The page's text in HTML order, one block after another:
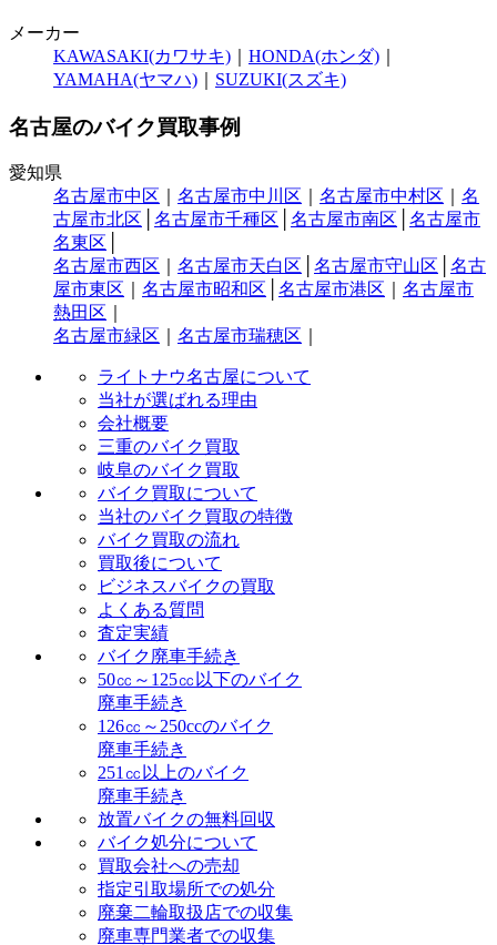
メーカー
KAWASAKI(カワサキ)
HONDA(ホンダ)
YAMAHA(ヤマハ)
SUZUKI(スズキ)
名古屋のバイク買取事例
愛知県
名古屋市中区
名古屋市中川区 名古屋市中村区
名
古屋市北区
名古屋市千種区 名古屋市南区
名古屋市
名東区
名古屋市西区
名古屋市天白区 名古屋市守山区
名古
屋市東区
名古屋市昭和区 名古屋市港区
名古屋市
熱田区
名古屋市緑区
名古屋市瑞穂区
ライトナウ名古屋について
当社が選ばれる理由
会社概要
三重のバイク買取
岐阜のバイク買取
バイク買取について
当社のバイク買取の特徴
バイク買取の流れ
買取後について
ビジネスバイクの買取
よくある質問
査定実績
バイク廃車手続き
50㏄～125㏄以下のバイク
廃車手続き
126㏄～250ccのバイク
廃車手続き
251㏄以上のバイク
廃車手続き
放置バイクの無料回収
バイク処分について
買取会社への売却
指定引取場所での処分
廃棄二輪取扱店での収集
廃車専門業者での収集